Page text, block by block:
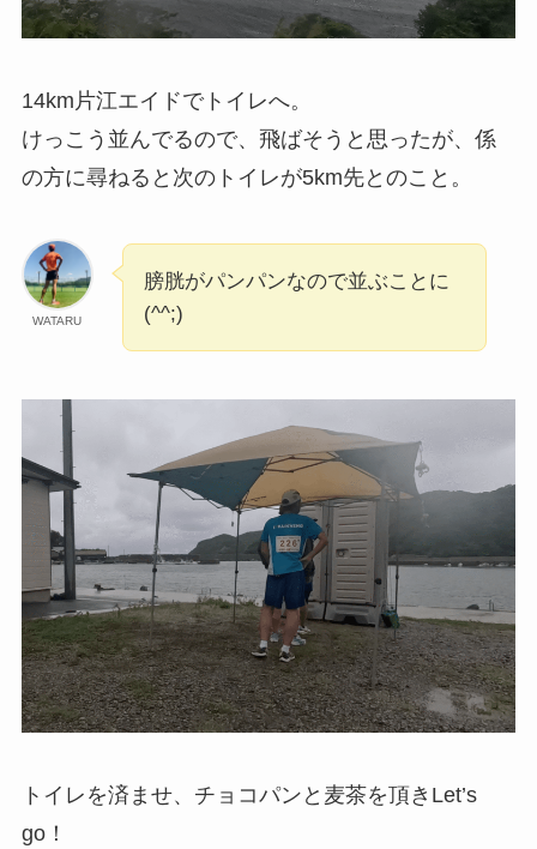
14km片江エイドでトイレへ。
けっこう並んでるので、飛ばそうと思ったが、係
の方に尋ねると次のトイレが5km先とのこと。
WATARU
膀胱がパンパンなので並ぶことに
(^^;)
トイレを済ませ、チョコパンと麦茶を頂きLet’s
go！